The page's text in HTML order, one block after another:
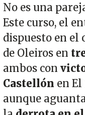
No es una
Este curso, el
dispuesto en el
de Oleiros en
ambos con
Castellón en
aunque